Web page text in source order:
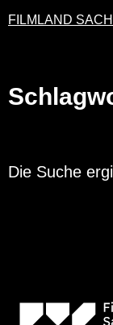
FILMLAND
Die Suche